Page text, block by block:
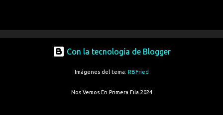
Con la tecnología de Blogger
Imágenes del tema: RBFried
Nos Vemos En Primera Fila 2024